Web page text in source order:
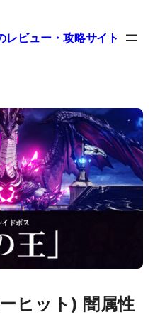
レビュー・攻略サイト
ヒット) 闇属性